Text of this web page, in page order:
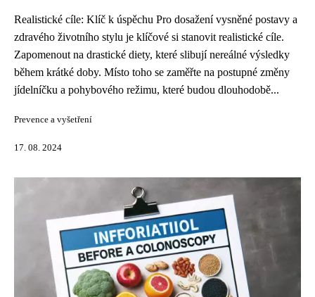
Realistické cíle: Klíč k úspěchu Pro dosažení vysněné postavy a
zdravého životního stylu je klíčové si stanovit realistické cíle.
Zapomenout na drastické diety, které slibují nereálné výsledky
během krátké doby. Místo toho se zaměřte na postupné změny
jídelníčku a pohybového režimu, které budou dlouhodobě...
Prevence a vyšetření
17. 08. 2024